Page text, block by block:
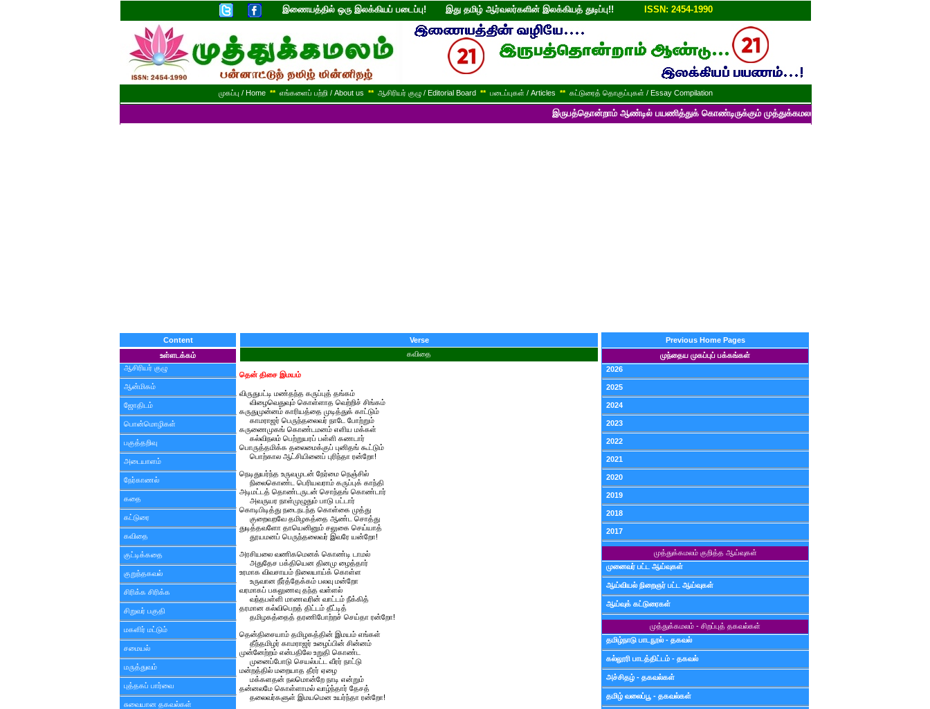
இணையத்தில் ஒரு இலக்கியப் படைப்பு! இது தமிழ் ஆர்வலர்களின் இலக்கியத் துடிப்பு!! ISSN: 2454-1990
முகப்பு / Home ** எங்களைப் பற்றி / About us ** ஆசிரியர் குழு / Editorial Board ** படைப்புகள் / Articles ** கட்டுரைத் தொகுப்புகள் / Essay Compilation
இருபத்தொன்றாம் ஆண்டில் பயணித்துக் கொண்டிருக்கும் முத்துக்கமலம் பன்னாட்டுத் தமிழ் மின்னிதழின்
Content
உள்ளடக்கம்
ஆசிரியர் குழு
ஆன்மிகம்
ஜோதிடம்
பொன்மொழிகள்
பகுத்தறிவு
அடையாளம்
நேர்காணல்
கதை
கட்டுரை
கவிதை
குட்டிக்கதை
குறுந்தகவல்
சிரிக்க சிரிக்க
சிறுவர் பகுதி
மகளிர் மட்டும்
சமையல்
மருத்துவம்
புத்தகப் பார்வை
சுவையான தகவல்கள்
Verse
கவிதை
தென் திசை இமயம்
விருதுபட்டி மண்தந்த கருப்புத் தங்கம்
விழைவெதுவும் கொள்ளாத வெற்றிச் சிங்கம்
கருதுமுன்னம் காரியத்தை முடித்துக் காட்டும்
காமராஜர் பெருந்தலைவர் நாடே போற்றும்
கருணைமுகங் கொண்டமனம் எளிய மக்கள்
கல்விநலம் பெற்றுயரப் பள்ளி கணடார்
பொருத்தமிக்க தலைமைக்குப் புனிதங் கூட்டும்
பொற்கால ஆட்சியினைப் புரிந்தா ரன்றோ!
நெடிதுயர்ந்த உருவமுடன் நேர்மை நெஞ்சில்
நிலைகொண்ட பெரியவராம் கருப்புக் காந்தி
அடிமட்டத் தொண்டருடன் சொந்தங் கொண்டார்
அவருயர நாள்முழுதும் பாடு பட்டார்
கொடிபிடித்து நடைநடந்த கொள்கை முத்து
குறைவறவே தமிழகத்தை ஆண்ட சொத்து
துடித்தவளோ தாயெனினும் சலுகை செய்யாத்
தூயமனப் பெருந்தலைவர் இவரே யன்றோ!
அரசியலை வணிகமெனக் கொண்டி டாமல்
அதுதேச பக்தியென தினமு ழைத்தார்
உரமாக விவசாயம் நிலையாய்க் கொள்ள
உருவான நீர்த்தேக்கம் பலவு மன்றோ
வரமாகப் பகலுணவு தந்த வள்ளல்
வந்தபள்ளி மாணவரின் வாட்டம் நீக்கித்
தரமான கல்விபெறத் திட்டம் தீட்டித்
தமிழகத்தைத் தரணிபோற்றச் செய்தா ரன்றோ!
தென்திசையாம் தமிழகத்தின் இமயம் எங்கள்
தீந்தமிழர் காமராஜர் உழைப்பின் சின்னம்
முன்னேற்றம் என்பதிலே உறுதி கொண்ட
முனைப்போடு செயல்பட்ட வீரர் நாட்டு
மன்றத்தில் மறையாத தீரர் ஏழை
மக்களதன் நலமொன்றே நாடி என்றும்
தன்னலமே கொள்ளாமல் வாழ்ந்தார் தேசத்
தலைவர்களுள் இமயமென உயர்ந்தா ரன்றோ!
Previous Home Pages
முந்தைய முகப்புப் பக்கங்கள்
2026
2025
2024
2023
2022
2021
2020
2019
2018
2017
முத்துக்கமலம் குறித்த ஆய்வுகள்
முனைவர் பட்ட ஆய்வுகள்
ஆய்வியல் நிறைஞர் பட்ட ஆய்வுகள்
ஆய்வுக் கட்டுரைகள்
முத்துக்கமலம் - சிறப்புத் தகவல்கள்
தமிழ்நாடு பாடநூல் - தகவல்
கல்லூரி பாடத்திட்டம் - தகவல்
அச்சிதழ் - தகவல்கள்
தமிழ் வலைப்பூ - தகவல்கள்